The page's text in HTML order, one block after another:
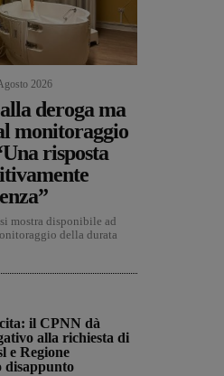
2026
deroga ma
monitoraggio
risposta
mostra disponibile ad
della durata
il CPNN dà
alla richiesta di
e Regione
disappunto